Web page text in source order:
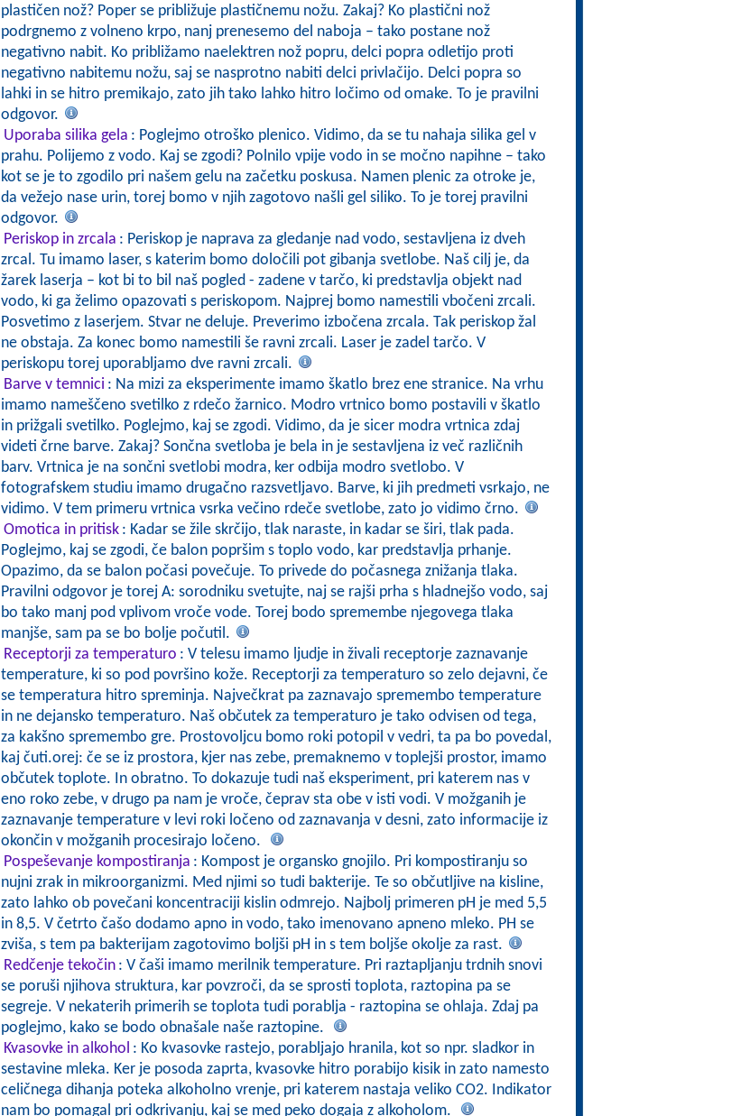
plastičen nož? Poper se približuje plastičnemu nožu. Zakaj? Ko plastični nož
podrgnemo z volneno krpo, nanj prenesemo del naboja – tako postane nož
negativno nabit. Ko približamo naelektren nož popru, delci popra odletijo proti
negativno nabitemu nožu, saj se nasprotno nabiti delci privlačijo. Delci popra so
lahki in se hitro premikajo, zato jih tako lahko hitro ločimo od omake. To je pravilni
odgovor.
Uporaba silika gela : Poglejmo otroško plenico. Vidimo, da se tu nahaja silika gel v
prahu. Polijemo z vodo. Kaj se zgodi? Polnilo vpije vodo in se močno napihne – tako
kot se je to zgodilo pri našem gelu na začetku poskusa. Namen plenic za otroke je,
da vežejo nase urin, torej bomo v njih zagotovo našli gel siliko. To je torej pravilni
odgovor.
Periskop in zrcala : Periskop je naprava za gledanje nad vodo, sestavljena iz dveh
zrcal. Tu imamo laser, s katerim bomo določili pot gibanja svetlobe. Naš cilj je, da
žarek laserja – kot bi to bil naš pogled - zadene v tarčo, ki predstavlja objekt nad
vodo, ki ga želimo opazovati s periskopom. Najprej bomo namestili vbočeni zrcali.
Posvetimo z laserjem. Stvar ne deluje. Preverimo izbočena zrcala. Tak periskop žal
ne obstaja. Za konec bomo namestili še ravni zrcali. Laser je zadel tarčo. V
periskopu torej uporabljamo dve ravni zrcali.
Barve v temnici : Na mizi za eksperimente imamo škatlo brez ene stranice. Na vrhu
imamo nameščeno svetilko z rdečo žarnico. Modro vrtnico bomo postavili v škatlo
in prižgali svetilko. Poglejmo, kaj se zgodi. Vidimo, da je sicer modra vrtnica zdaj
videti črne barve. Zakaj? Sončna svetloba je bela in je sestavljena iz več različnih
barv. Vrtnica je na sončni svetlobi modra, ker odbija modro svetlobo. V
fotografskem studiu imamo drugačno razsvetljavo. Barve, ki jih predmeti vsrkajo, ne
vidimo. V tem primeru vrtnica vsrka večino rdeče svetlobe, zato jo vidimo črno.
Omotica in pritisk : Kadar se žile skrčijo, tlak naraste, in kadar se širi, tlak pada.
Poglejmo, kaj se zgodi, če balon popršim s toplo vodo, kar predstavlja prhanje.
Opazimo, da se balon počasi povečuje. To privede do počasnega znižanja tlaka.
Pravilni odgovor je torej A: sorodniku svetujte, naj se rajši prha s hladnejšo vodo, saj
bo tako manj pod vplivom vroče vode. Torej bodo spremembe njegovega tlaka
manjše, sam pa se bo bolje počutil.
Receptorji za temperaturo : V telesu imamo ljudje in živali receptorje zaznavanje
temperature, ki so pod površino kože. Receptorji za temperaturo so zelo dejavni, če
se temperatura hitro spreminja. Največkrat pa zaznavajo spremembo temperature
in ne dejansko temperaturo. Naš občutek za temperaturo je tako odvisen od tega,
za kakšno spremembo gre. Prostovoljcu bomo roki potopil v vedri, ta pa bo povedal,
kaj čuti.orej: če se iz prostora, kjer nas zebe, premaknemo v toplejši prostor, imamo
občutek toplote. In obratno. To dokazuje tudi naš eksperiment, pri katerem nas v
eno roko zebe, v drugo pa nam je vroče, čeprav sta obe v isti vodi. V možganih je
zaznavanje temperature v levi roki ločeno od zaznavanja v desni, zato informacije iz
okončin v možganih procesirajo ločeno.
Pospeševanje kompostiranja : Kompost je organsko gnojilo. Pri kompostiranju so
nujni zrak in mikroorganizmi. Med njimi so tudi bakterije. Te so občutljive na kisline,
zato lahko ob povečani koncentraciji kislin odmrejo. Najbolj primeren pH je med 5,5
in 8,5. V četrto čašo dodamo apno in vodo, tako imenovano apneno mleko. PH se
zviša, s tem pa bakterijam zagotovimo boljši pH in s tem boljše okolje za rast.
Redčenje tekočin : V čaši imamo merilnik temperature. Pri raztapljanju trdnih snovi
se poruši njihova struktura, kar povzroči, da se sprosti toplota, raztopina pa se
segreje. V nekaterih primerih se toplota tudi porablja - raztopina se ohlaja. Zdaj pa
poglejmo, kako se bodo obnašale naše raztopine.
Kvasovke in alkohol : Ko kvasovke rastejo, porabljajo hranila, kot so npr. sladkor in
sestavine mleka. Ker je posoda zaprta, kvasovke hitro porabijo kisik in zato namesto
celičnega dihanja poteka alkoholno vrenje, pri katerem nastaja veliko CO2. Indikator
nam bo pomagal pri odkrivanju, kaj se med peko dogaja z alkoholom.